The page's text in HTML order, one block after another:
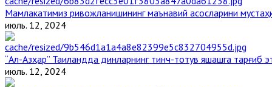
Мамлакатимиз ривожланишининг маънавий асосларини
июль. 12, 2024
“Ал-Азҳар” Таиландда динларнинг тинч-тотув яшашга тарғиб
июль. 12, 2024